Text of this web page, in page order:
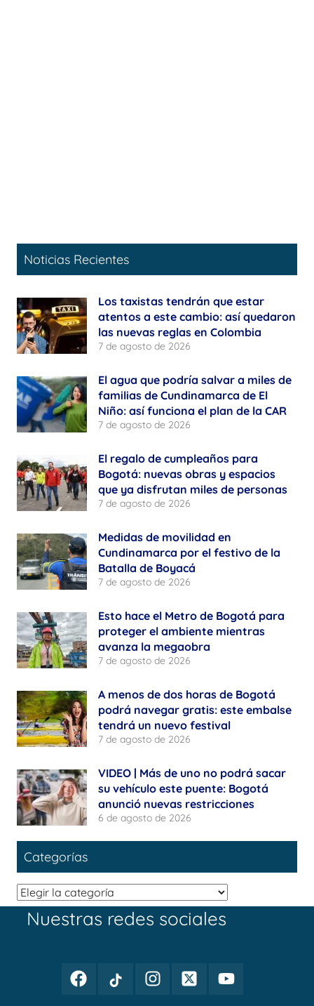
Noticias Recientes
Los taxistas tendrán que estar
atentos a este cambio: así quedaron
las nuevas reglas en Colombia
7 de agosto de 2026
El agua que podría salvar a miles de
familias de Cundinamarca de El
Niño: así funciona el plan de la CAR
7 de agosto de 2026
El regalo de cumpleaños para
Bogotá: nuevas obras y espacios
que ya disfrutan miles de personas
7 de agosto de 2026
Medidas de movilidad en
Cundinamarca por el festivo de la
Batalla de Boyacá
7 de agosto de 2026
Esto hace el Metro de Bogotá para
proteger el ambiente mientras
avanza la megaobra
7 de agosto de 2026
A menos de dos horas de Bogotá
podrá navegar gratis: este embalse
tendrá un nuevo festival
7 de agosto de 2026
VIDEO | Más de uno no podrá sacar
su vehículo este puente: Bogotá
anunció nuevas restricciones
6 de agosto de 2026
Categorías
Categorías
Nuestras redes sociales
FacebookTikTok
InstagramTwitterYoutube